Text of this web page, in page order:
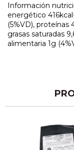
Información
energético
(5%VD), proteínas
grasas saturadas
alimentaria 1g